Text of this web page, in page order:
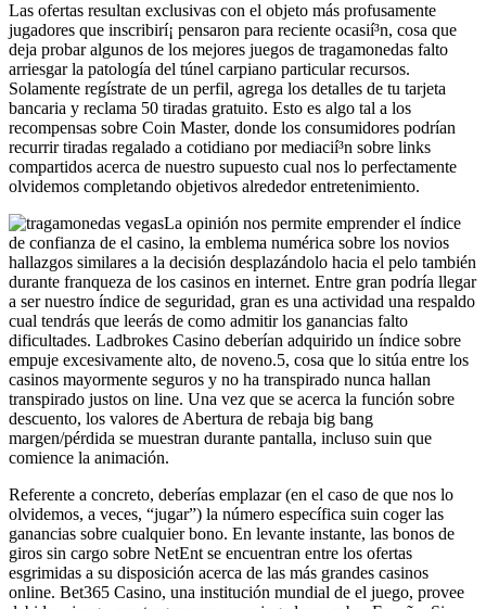
Las ofertas resultan exclusivas con el objeto más profusamente
jugadores que inscribirí¡ pensaron para reciente ocasií³n, cosa que
deja probar algunos de los mejores juegos de tragamonedas falto
arriesgar la patologí­a del túnel carpiano particular recursos.
Solamente regístrate de un perfil, agrega los detalles de tu tarjeta
bancaria y reclama 50 tiradas gratuito. Esto es algo tal a los
recompensas sobre Coin Master, donde los consumidores podrían
recurrir tiradas regalado a cotidiano por mediacií³n sobre links
compartidos acerca de nuestro supuesto cual nos lo perfectamente
olvidemos completando objetivos alrededor entretenimiento.
La opinión nos permite emprender el índice
de confianza de el casino, la emblema numérica sobre los novios
hallazgos similares a la decisión desplazándolo hacia el pelo también
durante franqueza de los casinos en internet. Entre gran podrí­a llegar
a ser nuestro índice de seguridad, gran es una actividad una respaldo
cual tendrás que leerás de como admitir los ganancias falto
dificultades. Ladbrokes Casino deberían adquirido un índice sobre
empuje excesivamente alto, de noveno.5, cosa que lo sitúa entre los
casinos mayormente seguros y no ha transpirado nunca hallan
transpirado justos on line. Una vez que se acerca la función sobre
descuento, los valores de Abertura de rebaja big bang
margen/pérdida se muestran durante pantalla, incluso suin que
comience la animación.
Referente a concreto, deberías emplazar (en el caso de que nos lo
olvidemos, a veces, “jugar”) la número específica suin coger las
ganancias sobre cualquier bono. En levante instante, las bonos de
giros sin cargo sobre NetEnt se encuentran entre los ofertas
esgrimidas a su disposición acerca de las más grandes casinos
online. Bet365 Casino, una institución mundial de el juego, provee